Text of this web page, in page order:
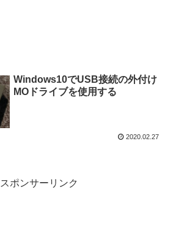
Windows10でUSB接続の外付け
MOドライブを使用する
2020.02.27
スポンサーリンク